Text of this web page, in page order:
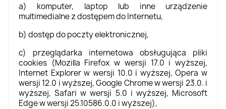
a) komputer, laptop lub inne urządzenie
multimedialne z dostępem do Internetu,
b) dostęp do poczty elektronicznej,
c) przeglądarka internetowa obsługująca pliki
cookies (Mozilla Firefox w wersji 17.0 i wyższej,
Internet Explorer w wersji 10.0 i wyższej, Opera w
wersji 12.0 i wyższej, Google Chrome w wersji 23.0. i
wyższej, Safari w wersji 5.0 i wyższej, Microsoft
Edge w wersji 25.10586.0.0 i wyższej),